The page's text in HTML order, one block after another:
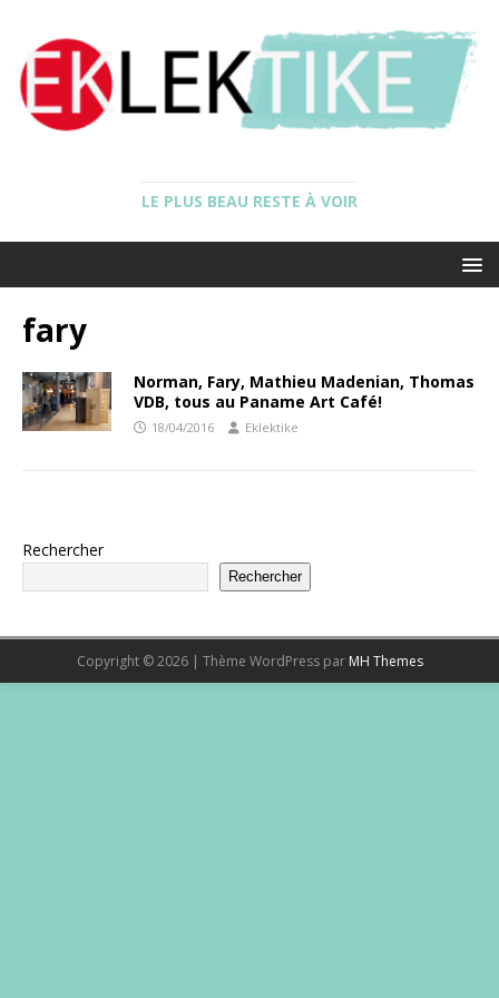
LE PLUS BEAU RESTE À VOIR
fary
Norman, Fary, Mathieu Madenian, Thomas
VDB, tous au Paname Art Café!
18/04/2016 Eklektike
Rechercher
Rechercher
Copyright © 2026 | Thème WordPress par MH Themes